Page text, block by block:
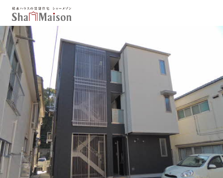
保存した条件
新着メール設定
最近見た物件
北海道 東北
中部
関西
中国・四国
九州
市区郡・路線・駅から探す
通勤・通学時間から探す